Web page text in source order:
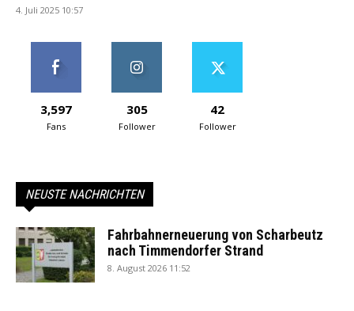
4. Juli 2025 10:57
3,597
Fans
305
Follower
42
Follower
NEUSTE NACHRICHTEN
Fahrbahnerneuerung von Scharbeutz
nach Timmendorfer Strand
8. August 2026 11:52